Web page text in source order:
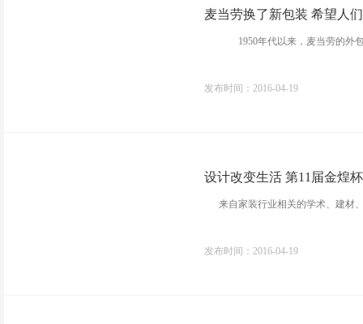
麦当劳换了新包装 希望人
1950年代以来，麦当劳的外包装
发布时间：2016-04-19
设计改变生活 第11届金煌
来自家装行业相关的学术、建材
发布时间：2016-04-19